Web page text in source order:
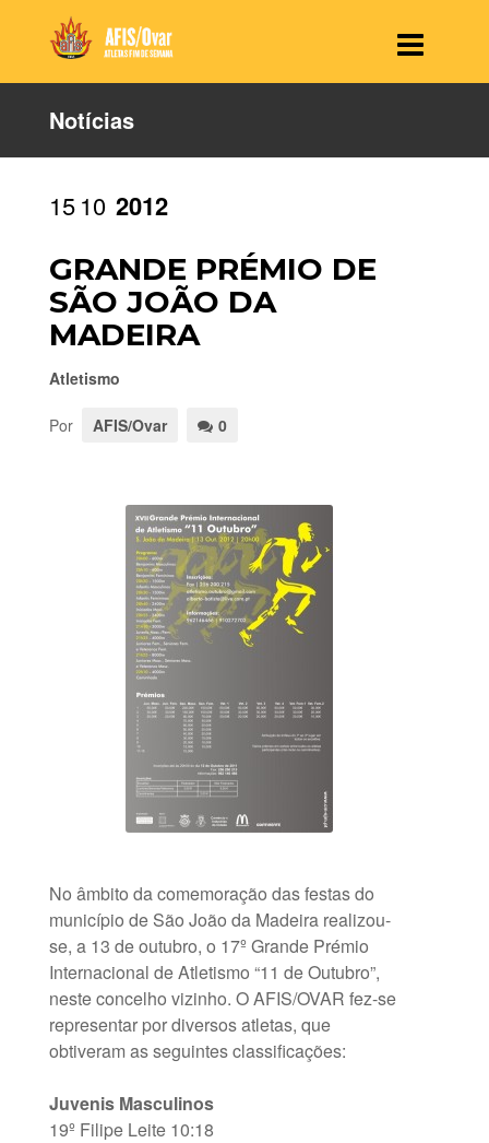
Notícias
15 10 2012
GRANDE PRÉMIO DE
SÃO JOÃO DA
MADEIRA
Atletismo
Por AFIS/Ovar 0
No âmbito da comemoração das festas do
município de São João da Madeira realizou-
se, a 13 de outubro, o 17º Grande Prémio
Internacional de Atletismo “11 de Outubro”,
neste concelho vizinho. O AFIS/OVAR fez-se
representar por diversos atletas, que
obtiveram as seguintes classificações:
Juvenis Masculinos
19º Filipe Leite 10:18